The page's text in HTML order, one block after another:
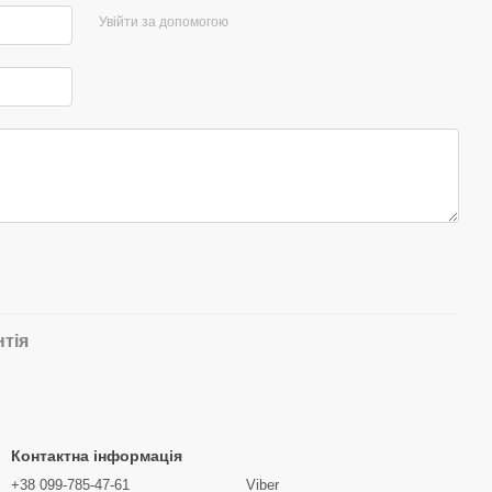
Увійти за допомогою
Контактна інформація
+38 099-785-47-61 Viber